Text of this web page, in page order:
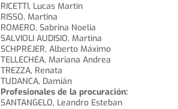
RICETTI, Lucas Martin
RISSO, Martina
ROMERO, Sabrina Noelia
SALVIOLI AUDISIO, Martina
SCHPREJER, Alberto Máximo
TELLECHEA, Mariana Andrea
TREZZA, Renata
TUDANCA, Damián
Profesionales de la procuración:
SANTANGELO, Leandro Esteban